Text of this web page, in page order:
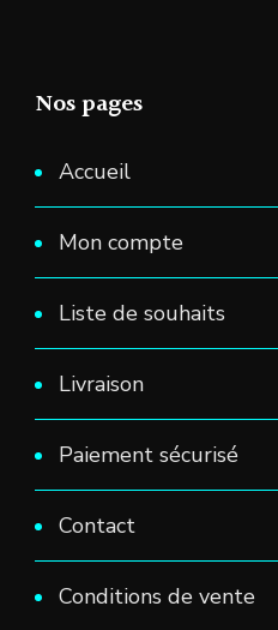
Nos pages
Accueil
Mon compte
Liste de souhaits
Livraison
Paiement sécurisé
Contact
Conditions de vente